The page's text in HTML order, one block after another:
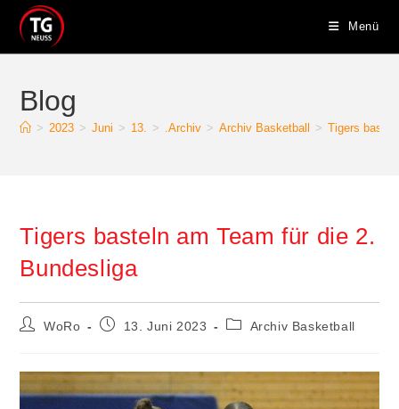
Inhalt
springen
Menü
Blog
> 2023 > Juni > 13. > .Archiv > Archiv Basketball > Tigers
Tigers basteln am Team für die 2.
Bundesliga
Beitrags-
WoRo
Beitrag13. Juni 2023
Beitrags-
Archiv Basketball